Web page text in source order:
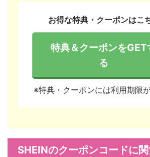
お得な特典・クーポンはこ
特典＆クーポンをGET
る
※特典・クーポンには利用期限が
SHEINのクーポンコードに